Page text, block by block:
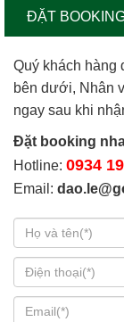
ĐẶT
Quý khách hàng
bên dưới, Nhân
ngay sau khi
Đặt booking
Hotline: 0934
Email: